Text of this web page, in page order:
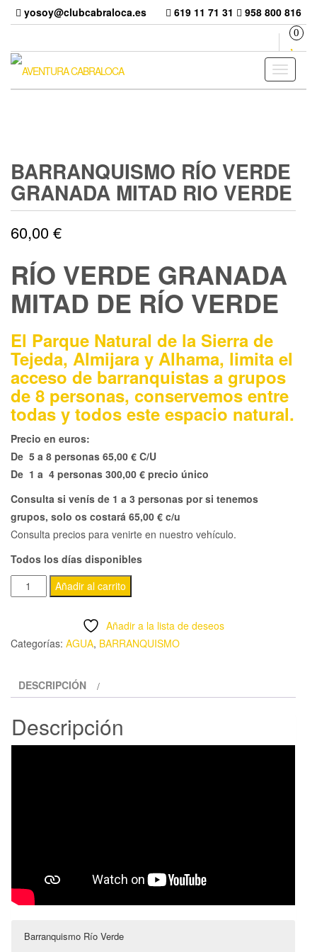
Skip
content
yosoy@clubcabraloca.es 619 11 71 31 958 800 816
0
Toggle
BARRANQUISMO RÍO VERDE
GRANADA MITAD RIO VERDE
60,00€
RÍO VERDE GRANADA
MITAD DE RÍO VERDE
El Parque Natural de la Sierra de
Tejeda, Almijara y Alhama, limita el
acceso de barranquistas a grupos
de 8 personas, conservemos entre
todas y todos este espacio natural.
Precio en euros:
De 5 a 8 personas 65,00 € C/U
De 1 a 4 personas 300,00 € precio único
Consulta si venís de 1 a 3 personas por si tenemos
grupos, solo os costará 65,00 € c/u
Consulta precios para venirte en nuestro vehículo.
Todos los días disponibles
BARRANQUISMO
RÍO
GRANADA
MITAD
VERDE
Añadir al carrito
Añadir a la lista de deseos
Categorías: AGUA, BARRANQUISMO
DESCRIPCIÓN
Descripción
Barranquismo Río Verde